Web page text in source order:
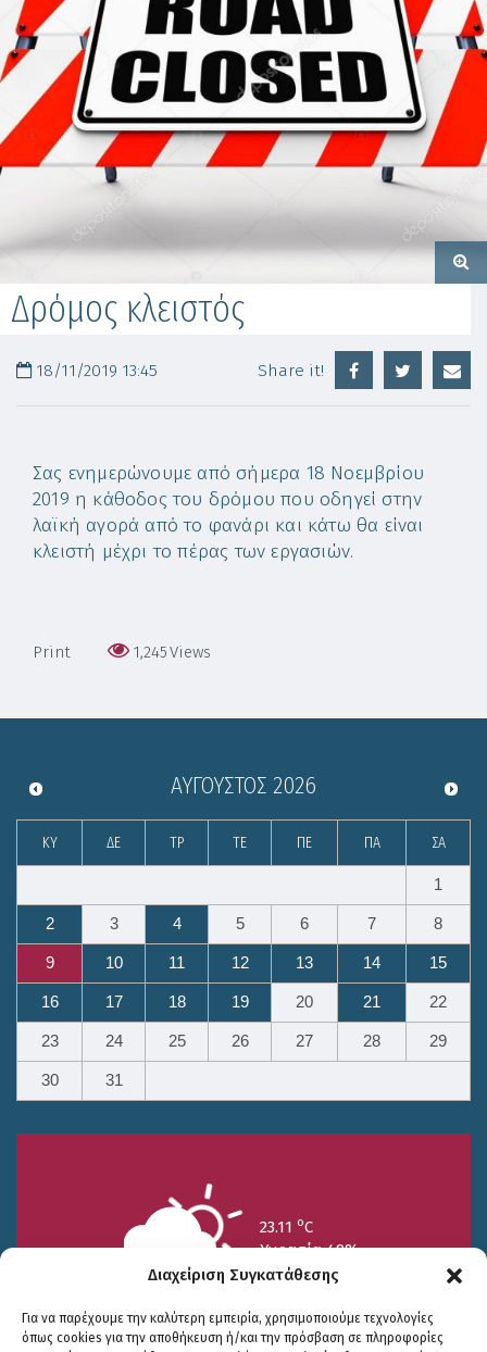
Διαχείριση Συγκατάθεσης
Για να παρέχουμε την καλύτερη εμπειρία, χρησιμοποιούμε τεχνολογίες
όπως cookies για την αποθήκευση ή/και την πρόσβαση σε πληροφορίες
Δρόμος κλειστός
18/11/2019 13:45 Share it!
Σας ενημερώνουμε από σήμερα 18 Νοεμβρίου
2019 η κάθοδος του δρόμου που οδηγεί στην
λαϊκή αγορά από το φανάρι και κάτω θα είναι
κλειστή μέχρι το πέρας των εργασιών.
Print 1,245Views
ΑΎΓΟΥΣΤΟΣ 2026
ΚΥ ΔΕ ΤΡ ΤΕ ΠΕ ΠΑ ΣΑ
1
2 3 4 5 6 7 8
9 10 11 12 13 14 15
16 17 18 19 20 21 22
23 24 25 26 27 28 29
30 31
23.11 oC
Υγρασία 49%